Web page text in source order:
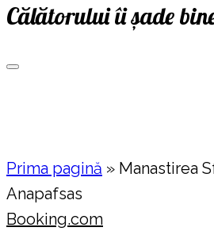
Călătorului îi șade
Prima pagină » Manastirea
Anapafsas
Booking.com